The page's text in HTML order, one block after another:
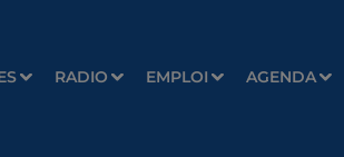
RADIO EMPLOI AGENDA